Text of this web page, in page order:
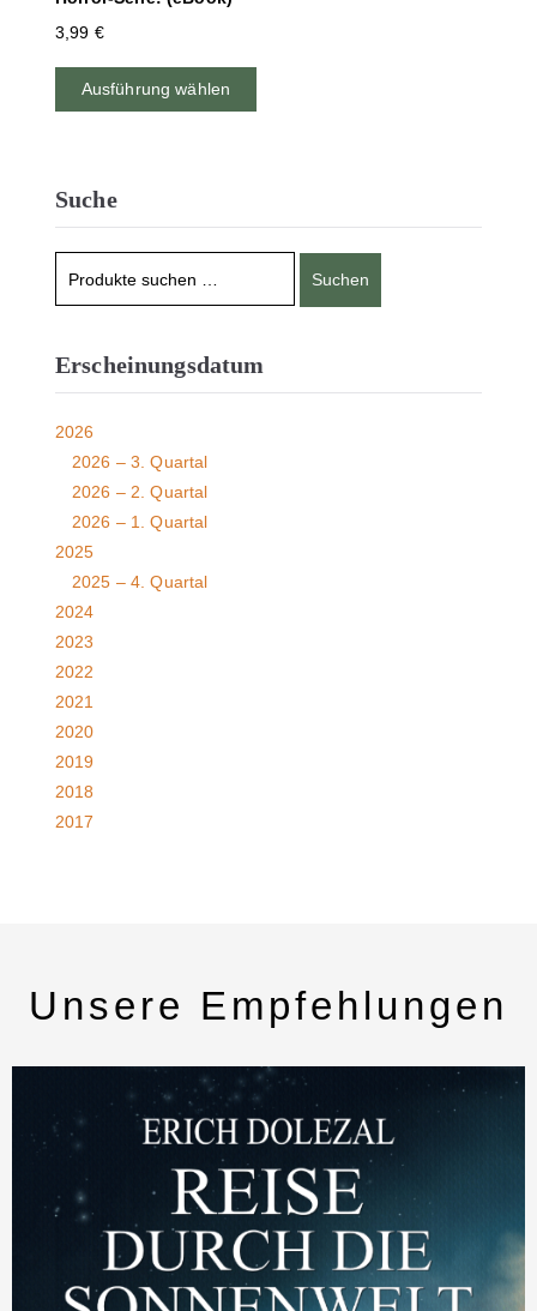
3,99 €
Ausführung wählen
Suche
Suchen
Erscheinungsdatum
2026
2026 – 3. Quartal
2026 – 2. Quartal
2026 – 1. Quartal
2025
2025 – 4. Quartal
2024
2023
2022
2021
2020
2019
2018
2017
Unsere Empfehlungen